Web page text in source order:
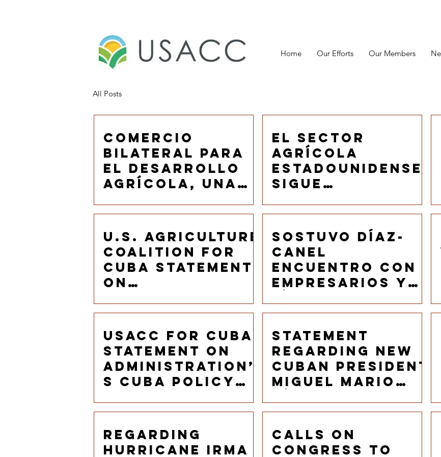
Home Our Efforts Our Members
All Posts
Comercio
bilateral para
el desarrollo
agrícola, una
contra el
bloqueo
El sector
agrícola
estadounidense
sigue
Cuba
U.S. Agriculture
Coalition for
Cuba Statement
on
s Cuba Policy
Announcement
Sostuvo Díaz-
Canel
encuentro con
empresarios y
sector
agrícola
estadounidense
USACC for Cuba
Statement on
Administration’
s Cuba Policy
Statement
Regarding New
Cuban President
Miguel Mario
Bermúdez
Regarding
Hurricane Irma
Calls On
Congress to